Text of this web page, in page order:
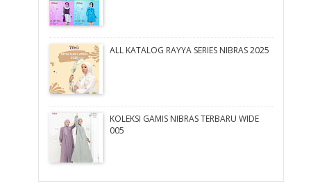
ALL KATALOG RAYYA SERIES NIBRAS 2025
KOLEKSI GAMIS NIBRAS TERBARU WIDE
005